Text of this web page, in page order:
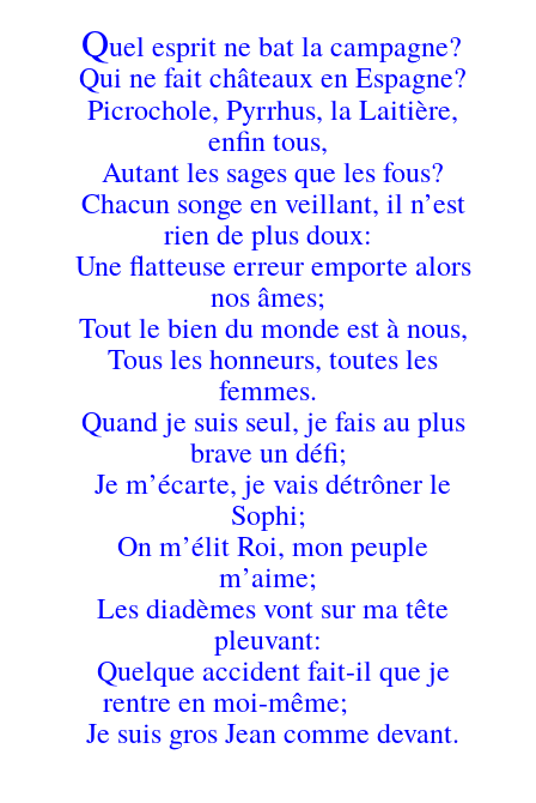
Quel esprit ne bat la campagne?
Qui ne fait châteaux en Espagne?
Picrochole, Pyrrhus, la Laitière,
enfin tous,
Autant les sages que les fous?
Chacun songe en veillant, il n’est
rien de plus doux:
Une flatteuse erreur emporte alors
nos âmes;
Tout le bien du monde est à nous,
Tous les honneurs, toutes les
femmes.
Quand je suis seul, je fais au plus
brave un défi;
Je m’écarte, je vais détrôner le
Sophi;
On m’élit Roi, mon peuple
m’aime;
Les diadèmes vont sur ma tête
pleuvant:
Quelque accident fait-il que je
rentre en moi-même;
Je suis gros Jean comme devant.